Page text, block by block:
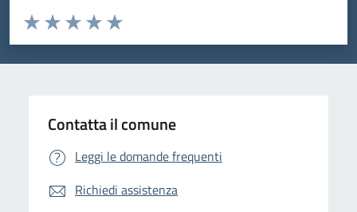
Domanda
Valuta da 1 a 5 stelle la pagina
Valuta 5 stelle su 5
Valuta 4 stelle su 5
Valuta 3 stelle su 5
Valuta 2 stelle su 5
Valuta 1 stelle su 5
Contatta il comune
Leggi le domande frequenti
Richiedi assistenza